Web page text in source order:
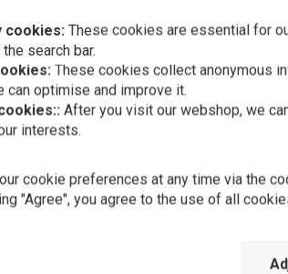
cookies: These cookies are essential for
search bar.
These cookies collect anonymous
can optimise and improve it.
After you visit our webshop, we
interests.
cookie preferences at any time via the
"Agree", you agree to the use of all